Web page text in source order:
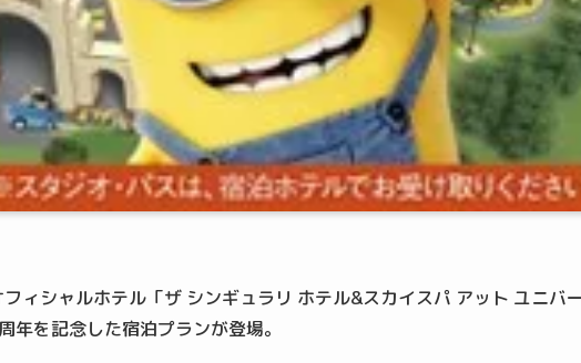
ィシャルホテル「ザ シンギュラリ ホテル&スカイスパ アット ユニバ
を記念した宿泊プランが登場。